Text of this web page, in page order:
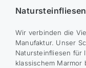
Wir verbinden die
Manufaktur. Unser
Natursteinfliesen für
klassischem Marmor